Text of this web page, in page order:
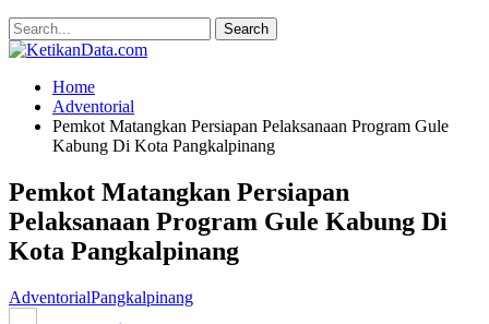
Home
Adventorial
Pemkot Matangkan Persiapan Pelaksanaan Program Gule
Kabung Di Kota Pangkalpinang
Pemkot Matangkan Persiapan
Pelaksanaan Program Gule Kabung Di
Kota Pangkalpinang
AdventorialPangkalpinang